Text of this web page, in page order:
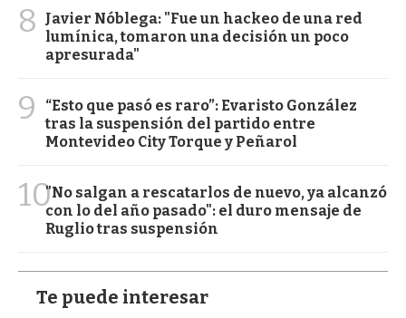
8
Javier Nóblega: "Fue un hackeo de una red
lumínica, tomaron una decisión un poco
apresurada"
9
“Esto que pasó es raro”: Evaristo González
tras la suspensión del partido entre
Montevideo City Torque y Peñarol
10"No salgan a rescatarlos de nuevo, ya alcanzó
con lo del año pasado": el duro mensaje de
Ruglio tras suspensión
Te puede interesar